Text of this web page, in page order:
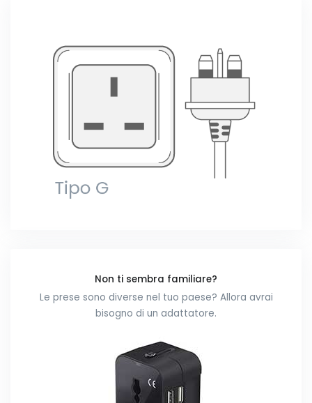
Non ti sembra familiare?
Le prese sono diverse nel tuo paese? Allora avrai
bisogno di un adattatore.